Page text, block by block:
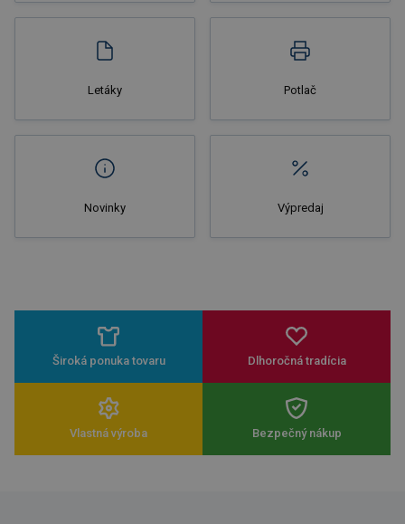
Letáky Potlač
Novinky Výpredaj
Široká ponuka tovaru Dlhoročná tradícia
Vlastná výroba Bezpečný nákup